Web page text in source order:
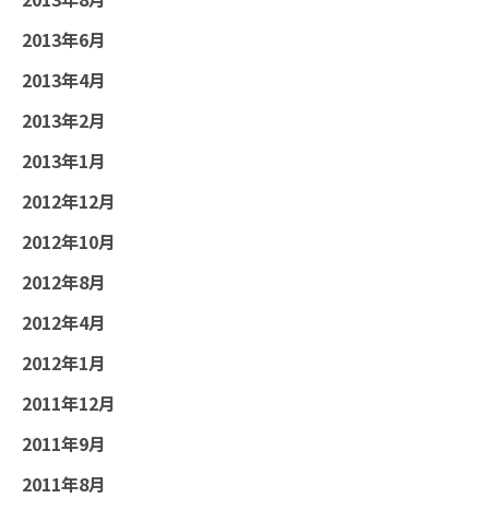
2013年6月
2013年4月
2013年2月
2013年1月
2012年12月
2012年10月
2012年8月
2012年4月
2012年1月
2011年12月
2011年9月
2011年8月